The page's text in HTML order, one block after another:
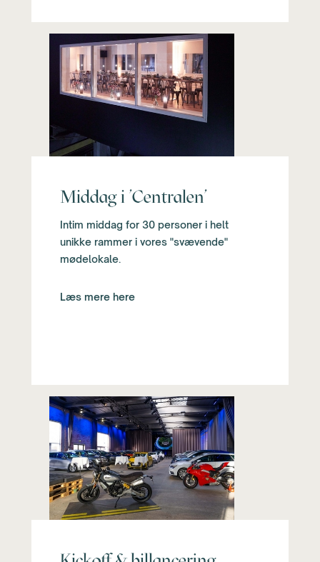
Middag i ’Centralen’
Intim middag for 30 personer i helt
unikke rammer i vores "svævende"
mødelokale.
Læs mere here